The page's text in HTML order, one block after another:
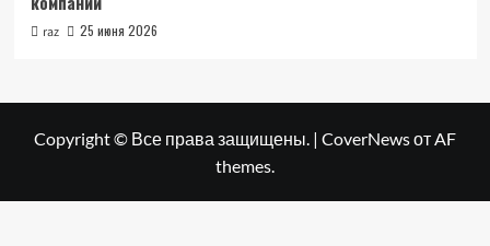
raz 25 июня 2026
Copyright © Все права защищены. | CoverNewsот AF
themes.